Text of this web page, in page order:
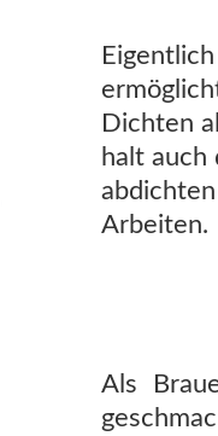
Dichten
halt auch
Arbeiten.
Als